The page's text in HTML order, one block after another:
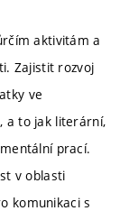
aktivitám a
Zajistit rozvoj
ve
a to jak literární,
prací.
v oblasti
komunikaci s